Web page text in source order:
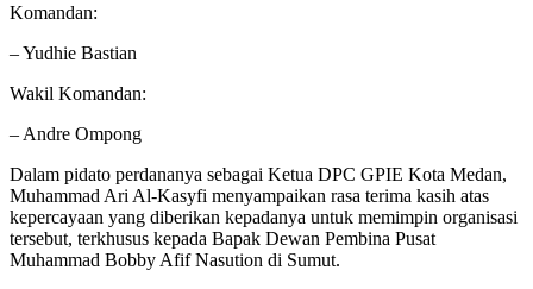
Komandan:
– Yudhie Bastian
Wakil Komandan:
– Andre Ompong
Dalam pidato perdananya sebagai Ketua DPC GPIE Kota Medan,
Muhammad Ari Al-Kasyfi menyampaikan rasa terima kasih atas
kepercayaan yang diberikan kepadanya untuk memimpin organisasi
tersebut, terkhusus kepada Bapak Dewan Pembina Pusat
Muhammad Bobby Afif Nasution di Sumut.